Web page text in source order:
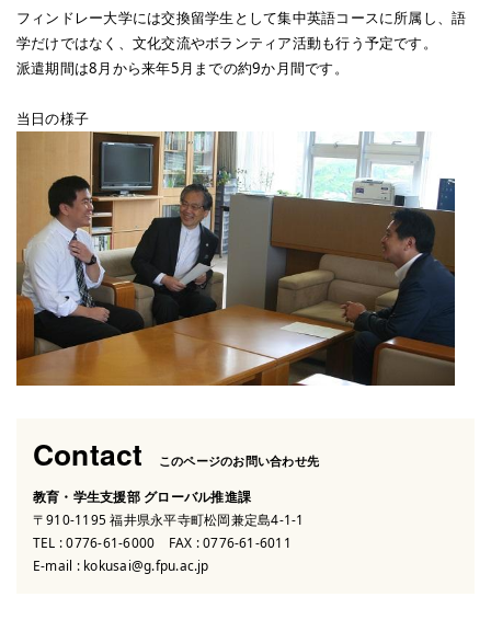
フィンドレー大学には交換留学生として集中英語コースに所属し、語
学だけではなく、文化交流やボランティア活動も行う予定です。
派遣期間は8月から来年5月までの約9か月間です。
当日の様子
Contact このページのお問い合わせ先
教育・学生支援部 グローバル推進課
〒910-1195 福井県永平寺町松岡兼定島4-1-1
TEL :0776-61-6000 FAX : 0776-61-6011
E-mail : kokusai@g.fpu.ac.jp